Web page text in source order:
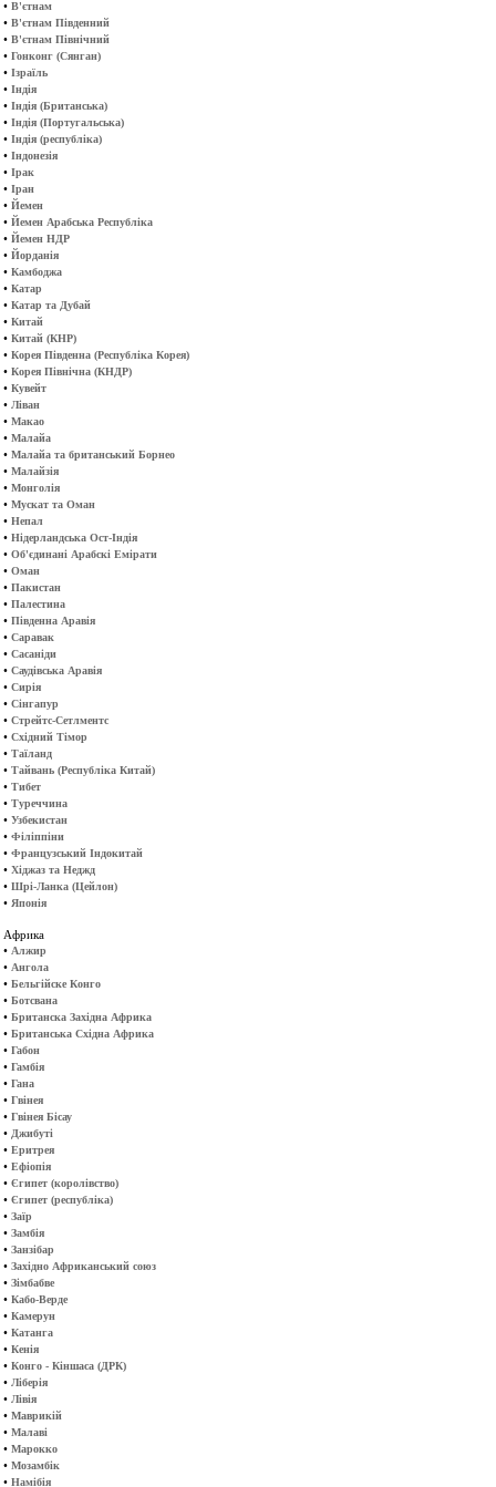
• В'єтнам
• В'єтнам Південний
• В'єтнам Північний
• Гонконг (Сянган)
• Ізраїль
• Індія
• Індія (Британська)
• Індія (Португальська)
• Індія (республіка)
• Індонезія
• Ірак
• Іран
• Йемен
• Йемен Арабська Республіка
• Йемен НДР
• Йорданія
• Камбоджа
• Катар
• Катар та Дубай
• Китай
• Китай (КНР)
• Корея Південна (Республіка Корея)
• Корея Північна (КНДР)
• Кувейт
• Ліван
• Макао
• Малайа
• Малайа та британський Борнео
• Малайзія
• Монголія
• Мускат та Оман
• Непал
• Нідерландська Ост-Індія
• Об'єдинані Арабскі Емірати
• Оман
• Пакистан
• Палестина
• Південна Аравія
• Саравак
• Сасаніди
• Саудівська Аравія
• Сирія
• Сінгапур
• Стрейтс-Сетлментс
• Східний Тімор
• Таїланд
• Тайвань (Республіка Китай)
• Тибет
• Туреччина
• Узбекистан
• Філіппіни
• Французський Індокитай
• Хіджаз та Неджд
• Шрі-Ланка (Цейлон)
• Японія
Африка
• Алжир
• Ангола
• Бельгійске Конго
• Ботсвана
• Британска Західна Африка
• Британська Східна Африка
• Габон
• Гамбія
• Гана
• Гвінея
• Гвінея Бісау
• Джибуті
• Еритрея
• Ефіопія
• Єгипет (королівство)
• Єгипет (республіка)
• Заїр
• Замбія
• Занзібар
• Західно Африканський союз
• Зімбабве
• Кабо-Верде
• Камерун
• Катанга
• Кенія
• Конго - Кіншаса (ДРК)
• Ліберія
• Лівія
• Маврикій
• Малаві
• Марокко
• Мозамбік
• Намібія